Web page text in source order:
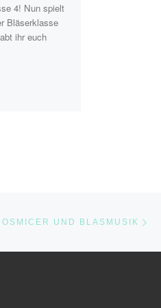
4! Nun spielt
Bläserklasse
ihr euch
UND BLASMUSIK